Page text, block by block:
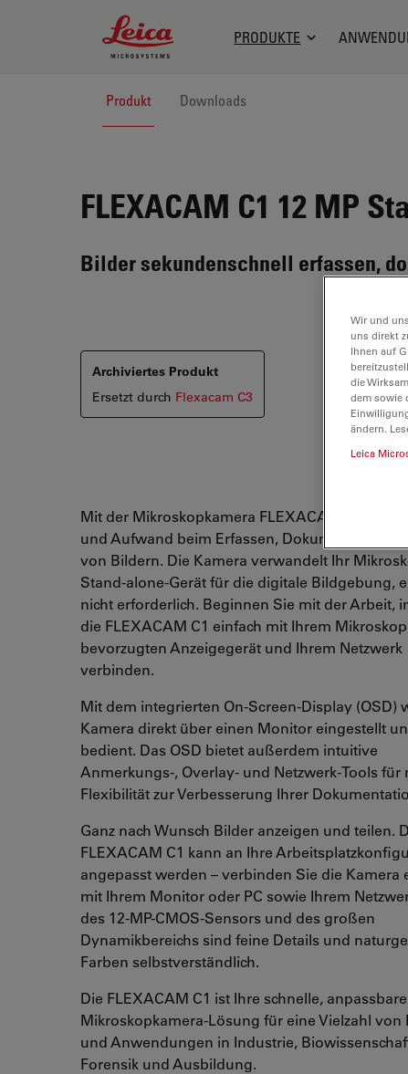
Leica Microsystems Logo
PRODUKTE
Produkt Downloads
FLEXACAM C1 12 MP
Bilder sekundenschnell erfassen,
Archiviertes Produkt
Ersetzt durch Flexacam C3
Mit der Mikroskopkamera FLEXACAM C1
und Aufwand beim Erfassen, Dokumentieren
von Bildern. Die Kamera verwandelt Ihr
Stand-alone-Gerät für die digitale Bildgebung,
nicht erforderlich. Beginnen Sie mit der Arbeit,
die FLEXACAM C1 einfach mit Ihrem
bevorzugten Anzeigegerät und Ihrem Netzwerk
verbinden.
Mit dem integrierten On-Screen-Display (OSD)
Kamera direkt über einen Monitor eingestellt
bedient. Das OSD bietet außerdem intuitive
Anmerkungs-, Overlay- und Netzwerk-Tools für
Flexibilität zur Verbesserung Ihrer
Ganz nach Wunsch Bilder anzeigen und teilen.
FLEXACAM C1 kann an Ihre
angepasst werden – verbinden Sie die Kamera
mit Ihrem Monitor oder PC sowie Ihrem
des 12-MP-CMOS-Sensors und des großen
Dynamikbereichs sind feine Details und
Farben selbstverständlich.
Die FLEXACAM C1 ist Ihre schnelle, anpassbare
Mikroskopkamera-Lösung für eine Vielzahl von
und Anwendungen in Industrie,
Forensik und Ausbildung.
Wir und
uns direkt
Ihnen auf
die
dem sowie
ändern.
Leica